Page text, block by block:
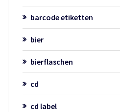
barcode etiketten
bier
bierflaschen
cd
cd label